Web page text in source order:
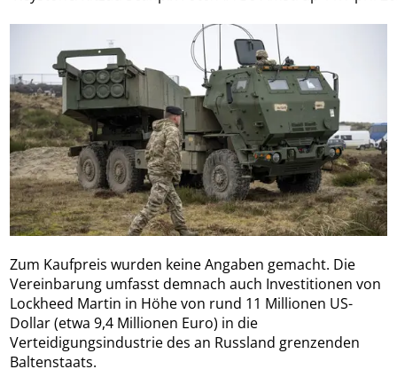
Zum Kaufpreis wurden keine Angaben gemacht. Die
Vereinbarung umfasst demnach auch Investitionen von
Lockheed Martin in Höhe von rund 11 Millionen US-
Dollar (etwa 9,4 Millionen Euro) in die
Verteidigungsindustrie des an Russland grenzenden
Baltenstaats.